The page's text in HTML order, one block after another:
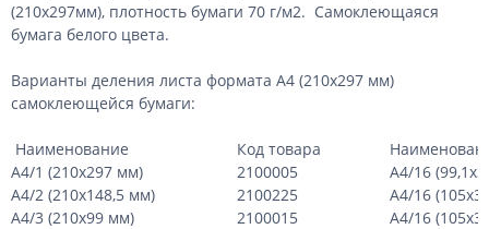
(210х297мм), плотность бумаги 70 г/м2. Самоклеющаяся
бумага белого цвета.
Варианты деления листа формата А4 (210х297 мм)
самоклеющейся бумаги:
Наименование Код товара
А4/1 (210х297 мм)
2100005
А4/16
А4/2 (210х148,5 мм)
2100225
А4/16
А4/3 (210х99 мм)
2100015
А4/16